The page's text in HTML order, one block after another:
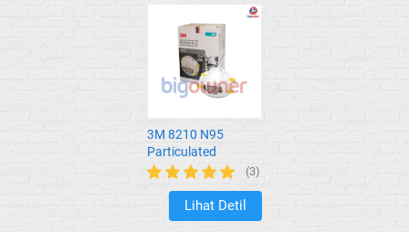
3M 8210 N95
Particulated
Respirator
(3)
`
Lihat Detil